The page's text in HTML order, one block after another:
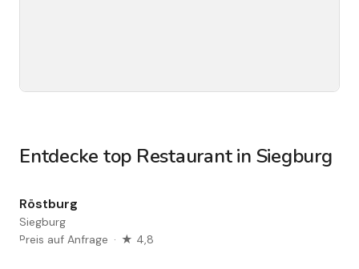
Entdecke top Restaurant in Siegburg
Röstburg
Siegburg
Preis auf Anfrage · ★ 4,8